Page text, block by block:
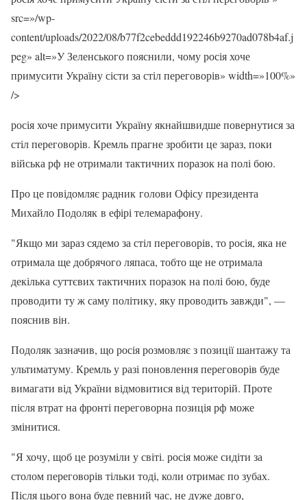
src=»/wp-
content/uploads/2022/08/b77f2cebeddd192246b9270ad078b4af.j
peg» alt=»У Зеленського пояснили, чому росія хоче
примусити Україну сісти за стіл переговорів» width=»100%»
/>
росія хоче примусити Україну якнайшвидше повернутися за
стіл переговорів. Кремль прагне зробити це зараз, поки
війська рф не отримали тактичних поразок на полі бою.
Про це повідомляє радник голови Офісу президента
Михайло Подоляк в ефірі телемарафону.
"Якщо ми зараз сядемо за стіл переговорів, то росія, яка не
отримала ще добрячого ляпаса, тобто ще не отримала
декілька суттєвих тактичних поразок на полі бою, буде
проводити ту ж саму політику, яку проводить завжди", —
пояснив він.
Подоляк зазначив, що росія розмовляє з позиції шантажу та
ультиматуму. Кремль у разі поновлення переговорів буде
вимагати від України відмовитися від територій. Проте
після втрат на фронті переговорна позиція рф може
змінитися.
"Я хочу, щоб це розуміли у світі. росія може сидіти за
столом переговорів тільки тоді, коли отримає по зубах.
Після цього вона буде певний час, не дуже довго,